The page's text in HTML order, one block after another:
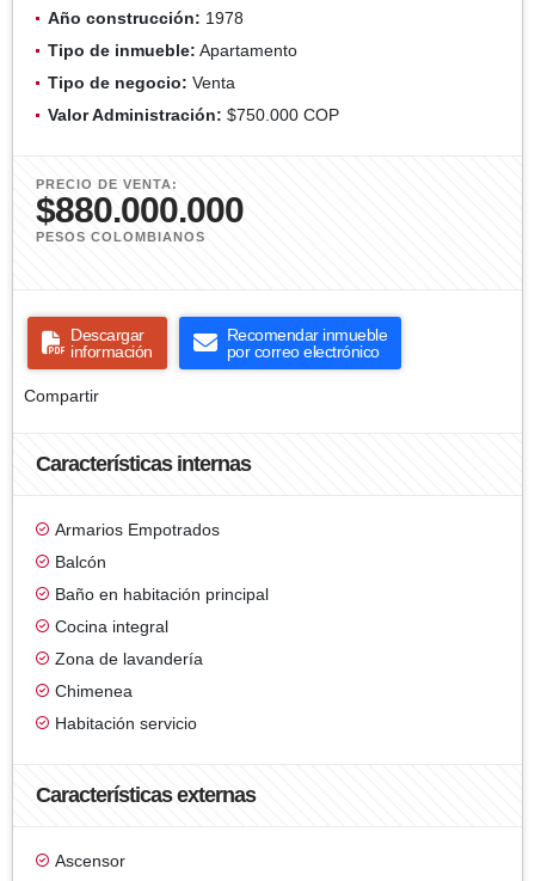
Año construcción: 1978
Tipo de inmueble: Apartamento
Tipo de negocio: Venta
Valor Administración: $750.000 COP
PRECIO DE VENTA:
$880.000.000
PESOS COLOMBIANOS
Descargar
información
Recomendar inmueble
por correo electrónico
Compartir
Características internas
Armarios Empotrados
Balcón
Baño en habitación principal
Cocina integral
Zona de lavandería
Chimenea
Habitación servicio
Características externas
Ascensor